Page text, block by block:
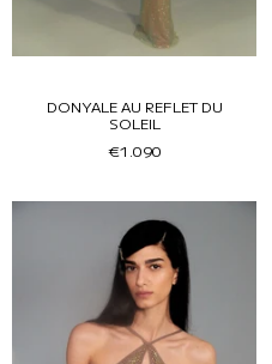
DONYALE AU REFLET DU
SOLEIL
€1.090